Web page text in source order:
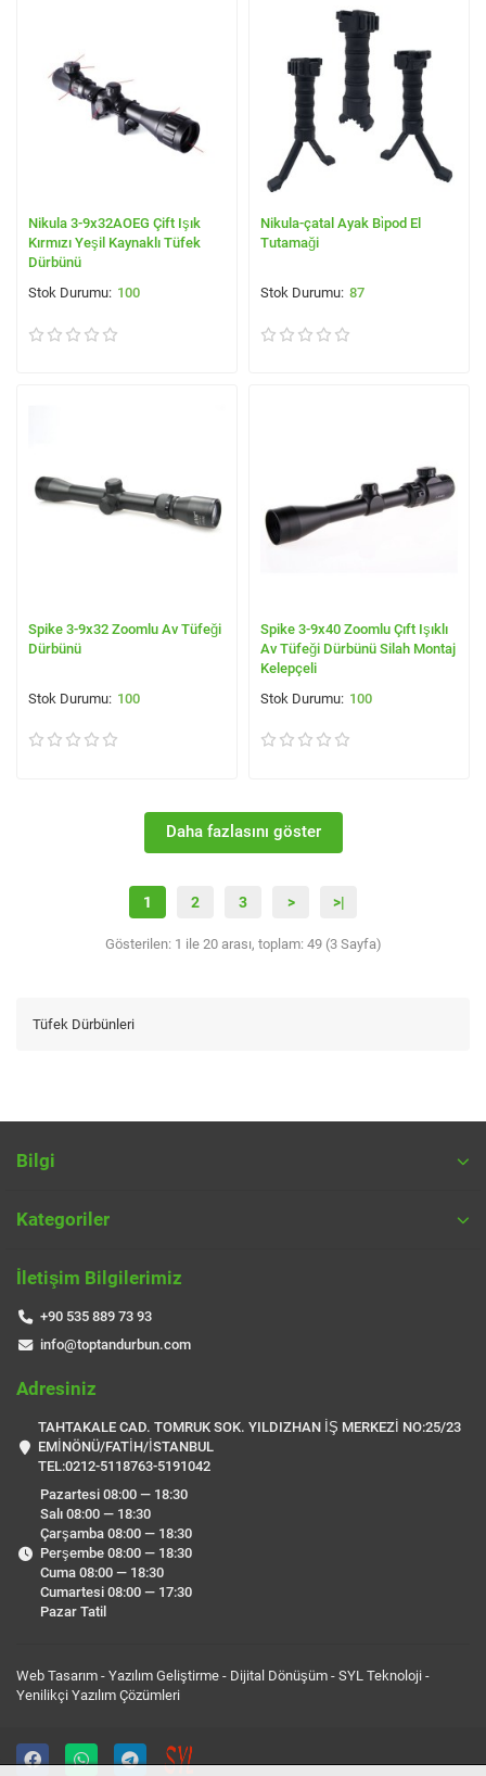
Nikula 3-9x32AOEG Çift Işık
Kırmızı Yeşil Kaynaklı Tüfek
Dürbünü
100
Nikula-çatal Ayak Bi̇pod El
Tutamaği
87
Spike 3-9x32 Zoomlu Av Tüfeği
Dürbünü
100
Spike 3-9x40 Zoomlu Çıft Işıklı
Av Tüfeği Dürbünü Silah Montaj
Kelepçeli
100
Daha fazlasını göster
1 2 3 > >|
Gösterilen: 1 ile 20 arası, toplam: 49 (3 Sayfa)
Tüfek Dürbünleri
Bilgi
Kategoriler
İletişim Bilgilerimiz
+90 535 889 73 93
info@toptandurbun.com
Adresiniz
TAHTAKALE CAD. TOMRUK SOK. YILDIZHAN İŞ MERKEZİ NO:25/23
EMİNÖNÜ/FATİH/İSTANBUL
TEL:0212-5118763-5191042
Pazartesi 08:00 — 18:30
Salı 08:00 — 18:30
Çarşamba 08:00 — 18:30
Perşembe 08:00 — 18:30
Cuma 08:00 — 18:30
Cumartesi 08:00 — 17:30
Pazar Tatil
Web Tasarım - Yazılım Geliştirme - Dijital Dönüşüm - SYL Teknoloji -
Yenilikçi Yazılım Çözümleri